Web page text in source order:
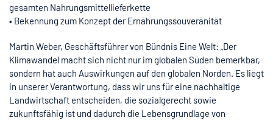
gesamten Nahrungsmittellieferkette
• Bekennung zum Konzept der Ernährungssouveränität
Martin Weber, Geschäftsführer von Bündnis Eine Welt: „Der
Klimawandel macht sich nicht nur im globalen Süden bemerkbar,
sondern hat auch Auswirkungen auf den globalen Norden. Es liegt
in unserer Verantwortung, dass wir uns für eine nachhaltige
Landwirtschaft entscheiden, die sozialgerecht sowie
zukunftsfähig ist und dadurch die Lebensgrundlage von